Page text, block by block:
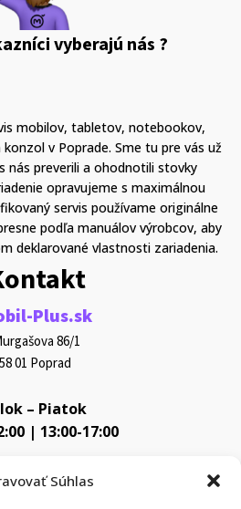
Súhlas
vyberajú nás ?
mobilov, tabletov, notebookov,
v Poprade. Sme tu pre vás už
nás preverili a ohodnotili stovky
opravujeme s maximálnou
servis používame originálne
podľa manuálov výrobcov, aby
deklarované vlastnosti zariadenia.
Plus.sk
86/1
01 Poprad
– Piatok
| 13:00-17:00
priamo pred prevádzkou.